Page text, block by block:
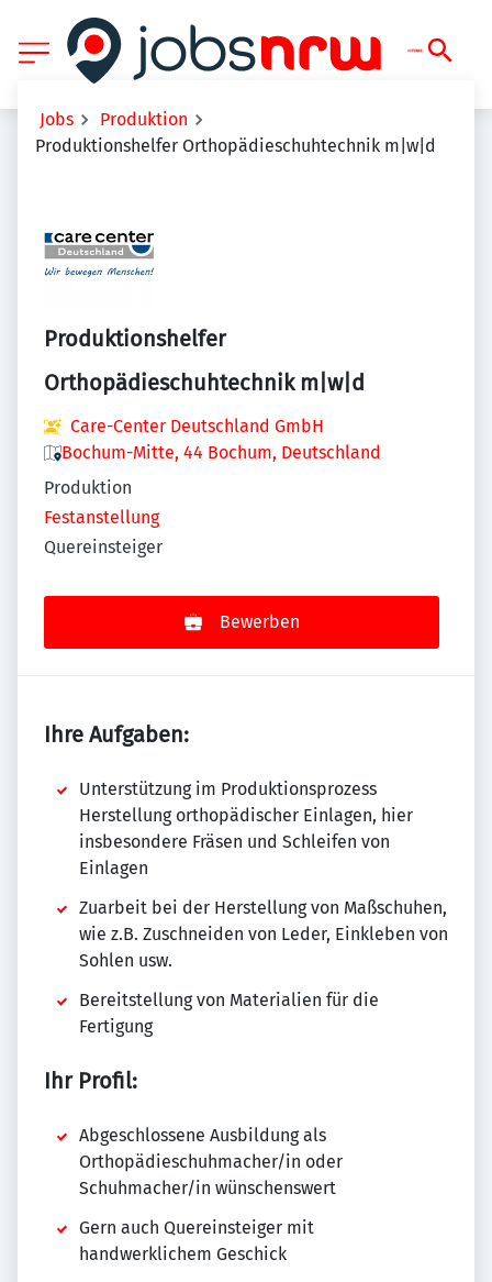
Jobs
Produktion
Produktionshelfer Orthopädieschuhtechnik m|w|d
Produktionshelfer
Orthopädieschuhtechnik m|w|d
Care-Center Deutschland GmbH
Bochum-Mitte, 44 Bochum, Deutschland
Produktion
Festanstellung
Quereinsteiger
Bewerben
Ihre Aufgaben:
Unterstützung im Produktionsprozess
Herstellung orthopädischer Einlagen, hier
insbesondere Fräsen und Schleifen von
Einlagen
Zuarbeit bei der Herstellung von Maßschuhen,
wie z.B. Zuschneiden von Leder, Einkleben von
Sohlen usw.
Bereitstellung von Materialien für die
Fertigung
Ihr Profil:
Abgeschlossene Ausbildung als
Orthopädieschuhmacher/in oder
Schuhmacher/in wünschenswert
Gern auch Quereinsteiger mit
handwerklichem Geschick